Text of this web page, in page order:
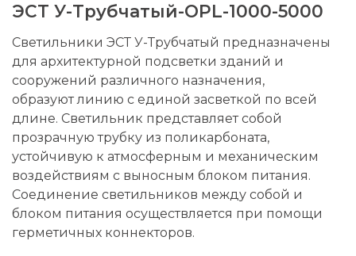
ЭСТ У-Трубчатый-OPL-1000-5000
Светильники ЭСТ У-Трубчатый предназначены
для архитектурной подсветки зданий и
сооружений различного назначения,
образуют линию с единой засветкой по всей
длине. Светильник представляет собой
прозрачную трубку из поликарбоната,
устойчивую к атмосферным и механическим
воздействиям с выносным блоком питания.
Соединение светильников между собой и
блоком питания осуществляется при помощи
герметичных коннекторов.